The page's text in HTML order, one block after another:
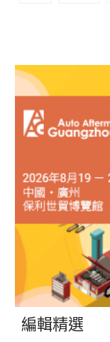
編輯精選